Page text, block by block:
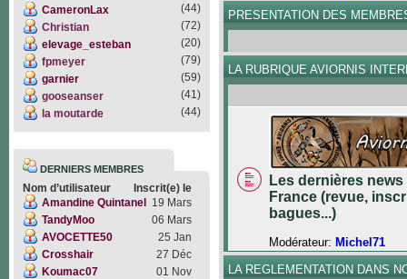
CameronLax
(44)
Christian
(72)
elevage_esteban
(20)
fpmeyer
(79)
garnier
(59)
gooseanser
(41)
la moutarde
(44)
DERNIERS MEMBRES
Nom d’utilisateur
Inscrit(e) le
Amandine Quintanel
19 Mars
TandyMoo
06 Mars
AVOCETTE50
25 Jan
Crosshair
27 Déc
Koumac07
01 Nov
PRESENTATION DES
LA RUBRIQUE AVIORNIS
Les dernières
France (revue,
bagues...)
Modérateur: Michel71
LA REGLEMENTATION DANS